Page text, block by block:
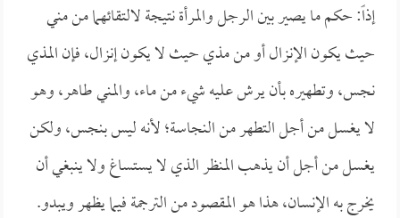
إذاً: حكم ما يصير بين الرجل والمرأة نتيجة لالتقائهما من مني
حيث يكون الإنزال أو من مذي حيث لا يكون إنزال، فإن المذي
نجس، وتطهيره بأن يرش عليه شيء من ماء، والمني طاهر، وهو
لا يغسل من أجل التطهر من النجاسة؛ لأنه ليس بنجس، ولكن
يغسل من أجل أن يذهب المنظر الذي لا يستساغ ولا ينبغي أن
يخرج به الإنسان، هذا هو المقصود من الترجمة فيما يظهر ويبدو.